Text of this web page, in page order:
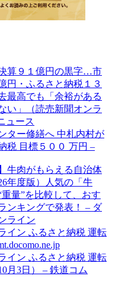
算９１億円の黒字…市
円・ふるさと納税１３
最高でも「余裕がある
い」（読売新聞オンラ
ュース
ター修繕へ 中札内村が
税 目標５００ 万円 –
牛肉がもらえる自治体
年度版）人気の「牛
量”を比較して、おす
ンキングで発表！ – ダ
ライン
イン ふるさと納税 運転
イン ふるさと納税 運転
月3日） – 鉄道コム